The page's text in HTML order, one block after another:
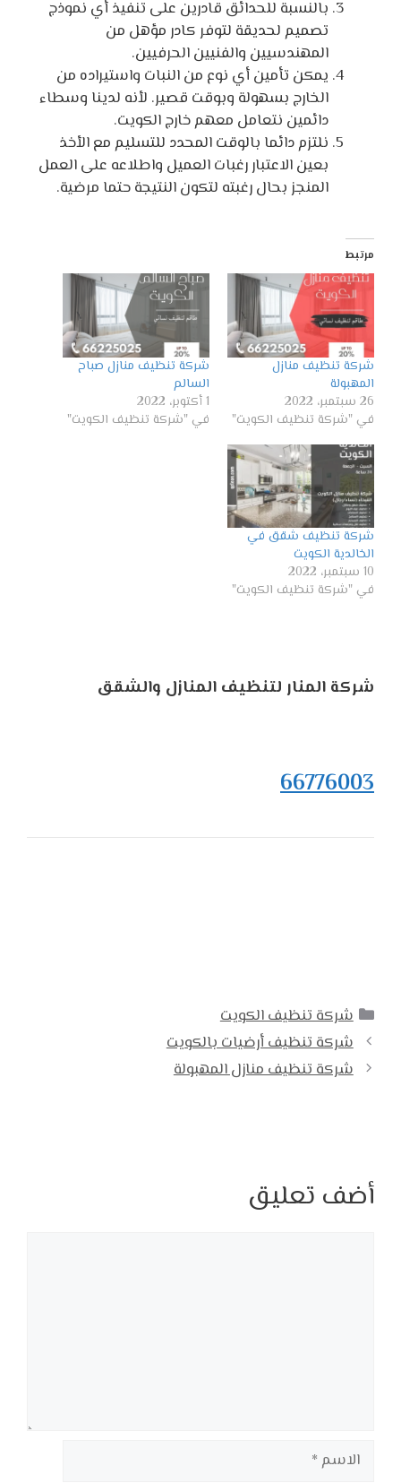
بالنسبة للحدائق قادرين على تنفيذ أي نموذج
تصميم لحديقة لتوفر كادر مؤهل من
المهندسيين والفنيين الحرفيين.
يمكن تأمين أي نوع من النبات واستيراده من
الخارج بسهولة وبوقت قصير. لأنه لدينا وسطاء
دائمين نتعامل معهم خارج الكويت.
نلتزم دائما بالوقت المحدد للتسليم مع الأخذ
بعين الاعتبار رغبات العميل واطلاعه على العمل
المنجز بحال رغبته لتكون النتيجة حتما مرضية.
مرتبط
شركة تنظيف منازل
المهبولة
26 سبتمبر، 2022
في "شركة تنظيف الكويت"
شركة تنظيف منازل صباح
السالم
1 أكتوبر، 2022
في "شركة تنظيف الكويت"
شركة تنظيف شقق في
الخالدية الكويت
10 سبتمبر، 2022
في "شركة تنظيف الكويت"
شركة المنار لتنظيف المنازل والشقق
66776003
التصنيفات
شركة تنظيف الكويت
شركة تنظيف أرضيات بالكويت
شركة تنظيف منازل المهبولة
أضف تعليق
الاسم